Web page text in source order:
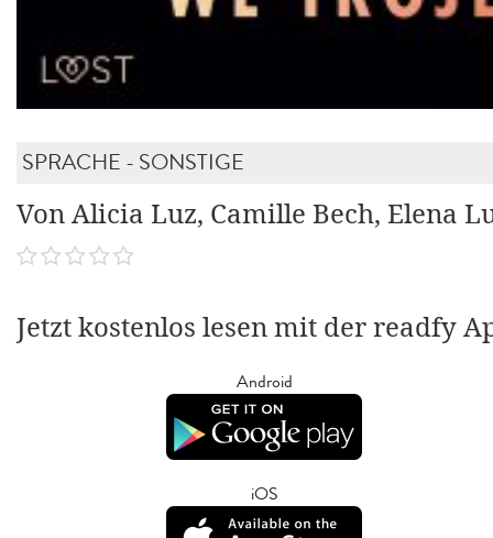
SPRACHE - SONSTIGE
Von Alicia Luz, Camille Bech, Elena
Jetzt kostenlos lesen mit der readfy
Android
iOS